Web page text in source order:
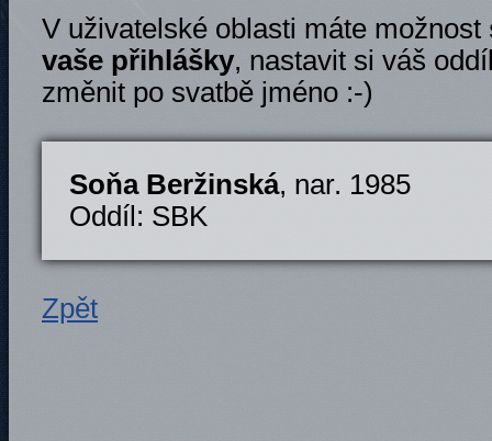
V uživatelské oblasti máte možnost
vaše přihlášky, nastavit si váš
změnit po svatbě jméno :-)
Soňa Beržinská, nar. 1985
Oddíl: SBK
Zpět